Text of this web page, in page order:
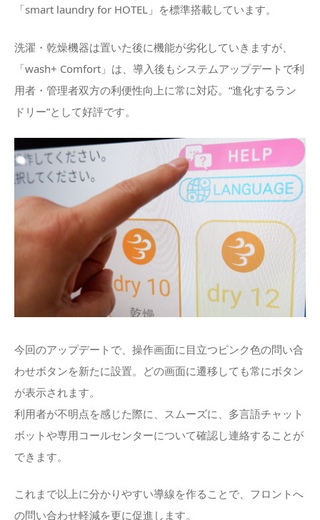
「smart laundry for HOTEL」を標準搭載しています。
洗濯・乾燥機器は置いた後に機能が劣化していきますが、
「wash+ Comfort」は、導入後もシステムアップデートで利
用者・管理者双方の利便性向上に常に対応。“進化するラン
ドリー”として好評です。
今回のアップデートで、操作画面に目立つピンク色の問い合
わせボタンを新たに設置。どの画面に遷移しても常にボタン
が表示されます。
利用者が不明点を感じた際に、スムーズに、多言語チャット
ボットや専用コールセンターについて確認し連絡することが
できます。
これまで以上に分かりやすい導線を作ることで、フロントへ
の問い合わせ軽減を更に促進します。